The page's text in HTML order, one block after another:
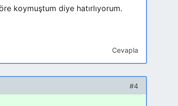
koymuştum diye hatırlıyorum.
Cevapla
#4